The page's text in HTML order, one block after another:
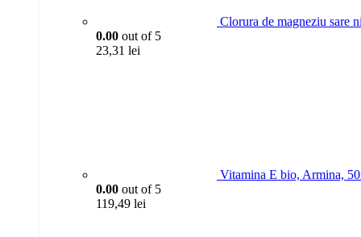
Clorura de magneziu sare
0.00 out of 5
23,31 lei
Vitamina E bio, Armina,
0.00 out of 5
119,49 lei